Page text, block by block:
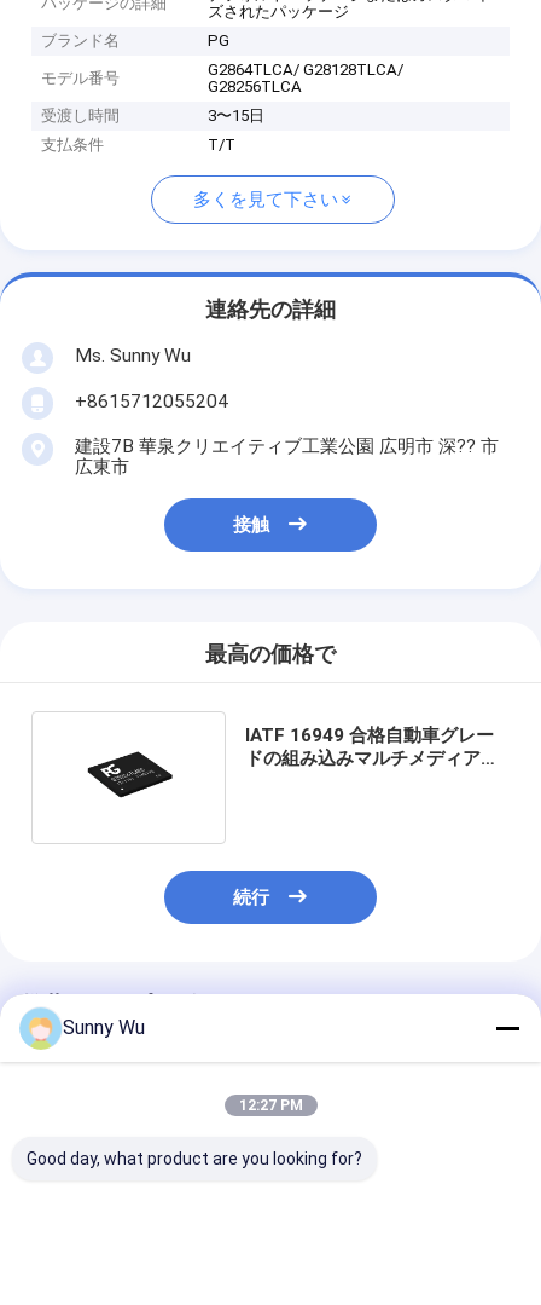
ズされたパッケージ
ブランド名
PG
モデル番号
G2864TLCA/ G28128TLCA/
G28256TLCA
受渡し時間
3〜15日
支払条件
T/T
多くを見て下さい
連絡先の詳細
Ms. Sunny Wu
+8615712055204
建設7B 華泉クリエイティブ工業公園 広明市 深?? 市
広東市
接触
最高の価格で
IATF 16949 合格自動車グレー
ドの組み込みマルチメディアカ
続行
推薦されたプロダクト
Sunny Wu
12:27 PM
Good day, what product are you looking for?